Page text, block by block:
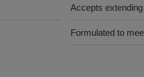
Accepts
Formulated to